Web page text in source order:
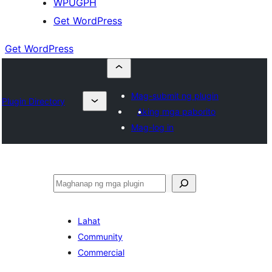
WPUGPH
Get WordPress
Get WordPress
Plugin Directory
Mag-submit ng plugin
Aking mga paborito
Mag-log in
Maghanap
Lahat
Community
Commercial